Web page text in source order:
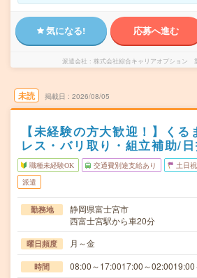
気になる! 応募へ進む
派遣会社 株式会社綜合キャリアオプション
未読 掲載日 2026/08/05
【未経験の方大歓迎！】く
レス・バリ取り・組立補助/
職種未経験OK 交通費別途支給あり 土日
派遣
勤務地
静岡県富士宮市
西富士宮駅から車20分
曜日頻度 月～金
時間 08:00～17:0017:00～02:0019:00